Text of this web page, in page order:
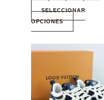
SELECCIONAR
OPCIONES
Este
producto
múltiples
variantes.